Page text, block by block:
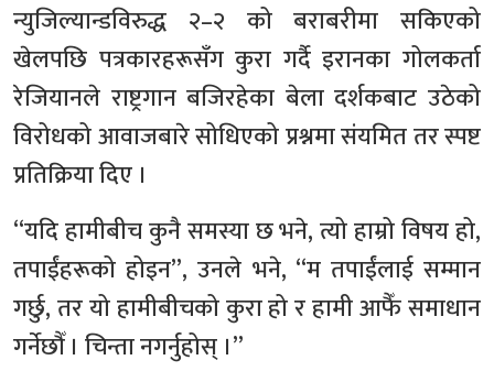
न्युजिल्यान्डविरुद्ध २–२ को बराबरीमा सकिएको
खेलपछि पत्रकारहरूसँग कुरा गर्दै इरानका गोलकर्ता
रेजियानले राष्ट्रगान बजिरहेका बेला दर्शकबाट उठेको
विरोधको आवाजबारे सोधिएको प्रश्नमा संयमित तर स्पष्ट
प्रतिक्रिया दिए ।
“यदि हामीबीच कुनै समस्या छ भने, त्यो हाम्रो विषय हो,
तपाईंहरूको होइन”, उनले भने, “म तपाईंलाई सम्मान
गर्छु, तर यो हामीबीचको कुरा हो र हामी आफैँ समाधान
गर्नेछौँ । चिन्ता नगर्नुहोस् ।”